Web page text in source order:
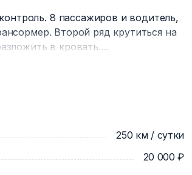
8 пассажиров и водитель,
Второй ряд крутиться на
в кровать.
БЕСПРЕПЯТСТВЕННОГО ПРОЕЗДА
для поездок на дачу большой
расход топлива – вот главные
250 км / сутки
20 000 ₽